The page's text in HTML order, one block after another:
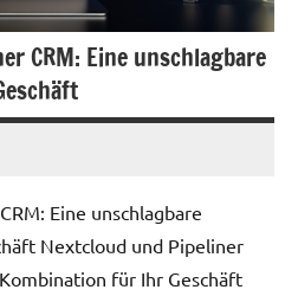
CRM: Eine unschlagbare
Eine unschlagbare
Nextcloud und Pipeliner
für Ihr Geschäft